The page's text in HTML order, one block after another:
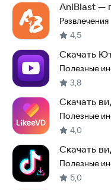
AniBlast —
манги
Развлечения
4,5
Скачать
Youtube
Полезные
3,8
Скачать
Полезные
4,0
Скачать
Полезные
5,0